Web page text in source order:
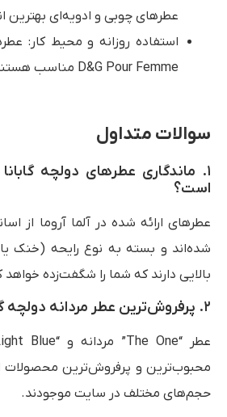
عطرهای چوبی و ادویه‌ای بهترین
استفاده روزانه و محیط کار:
D&G Pour Femme مناسب هستند.
سوالات متداول
۱. ماندگاری عطرهای دولچه
است؟
عطرهای ارائه شده در آلما آروما از
شده‌اند و بسته به نوع رایحه (خنک یا
بالایی دارند که شما را شگفت‌زده خواهد
۲. پرفروش‌ترین عطر مردانه دولچه گابانا کدام است؟
محبوب‌ترین و پرفروش‌ترین محصولات
حجم‌های مختلف در سایت موجودند.